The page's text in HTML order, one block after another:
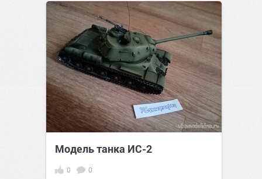
Модель танка ИС-2
0 0